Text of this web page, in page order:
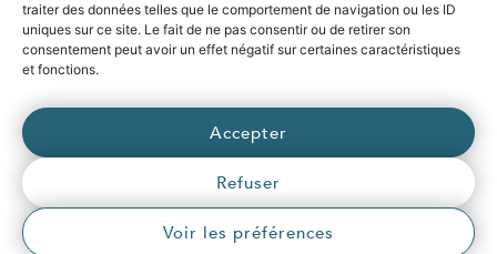
traiter des données telles que le comportement de navigation ou les ID
uniques sur ce site. Le fait de ne pas consentir ou de retirer son
consentement peut avoir un effet négatif sur certaines caractéristiques
et fonctions.
Accepter
Refuser
Voir les préférences
Marchés publicsPressePublicationsVidéosOpen data
Emplois
fibre.syane.fr/syanchaleur.fr/syanenr.com/
eborn.fr
© 2026 Syane
Mentions légales
Politique de confidentialité
Accessibilité (partiellement conforme)Plan du site